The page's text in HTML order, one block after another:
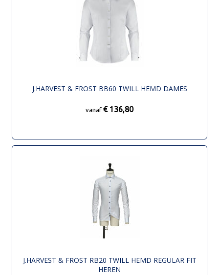
J.HARVEST & FROST BB60 TWILL HEMD DAMES
vanaf € 136,80
J.HARVEST & FROST RB20 TWILL HEMD REGULAR FIT
HEREN